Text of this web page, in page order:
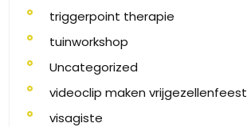
triggerpoint therapie
tuinworkshop
Uncategorized
videoclip maken vrijgezellenfeest
visagiste